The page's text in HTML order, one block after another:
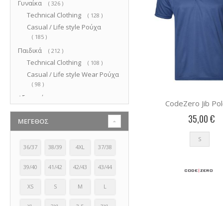
CodeZero Jib
35,00 €
S
Γυναίκα 326 στοιχεία
Technical Clothing 128 στοιχεία
Casual / Life style Ρούχα
185 στοιχεία
Παιδικά 212 στοιχεία
Technical Clothing 108 στοιχεία
Casual / Life style Wear Ρούχα
98 στοιχεία
Αξεσουάρ
Σκουφιά 83στοιχεία
Λαιμουδιέρες
Καπέλα στοιχεία
Πορτοφόλια 3στοιχεία
Τσάντες Ταξιδίου στοιχεία
ΜΈΓΕΘΟΣ
36/37 38/39 4XL 37/38
39/40 41/42 42/43 43/44
XS S M L